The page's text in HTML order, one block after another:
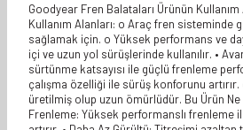
Goodyear Fren Balataları Ürünün Kullanım
Kullanım Alanları: o Araç fren sisteminde
sağlamak için. o Yüksek performans ve
içi ve uzun yol sürüşlerinde kullanılır. •
sürtünme katsayısı ile güçlü frenleme
çalışma özelliği ile sürüş konforunu artırır.
üretilmiş olup uzun ömürlüdür. Bu Ürün Ne
Frenleme: Yüksek performanslı frenleme